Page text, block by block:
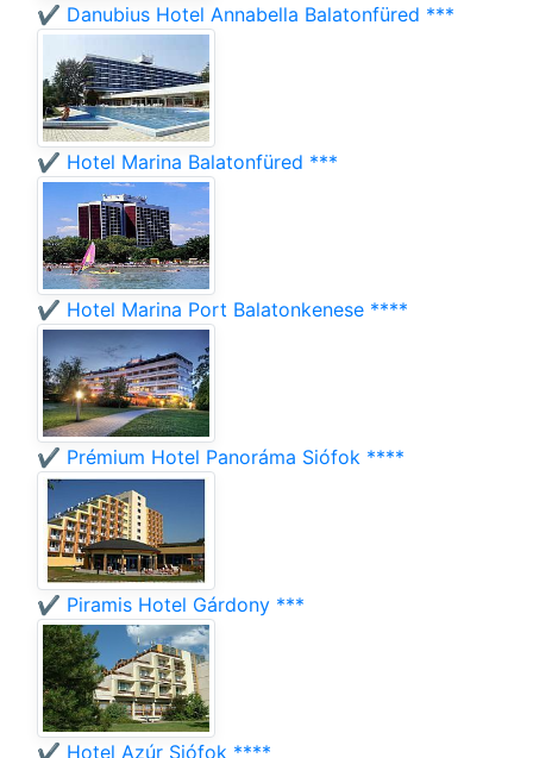
✔️ Danubius Hotel Annabella Balatonfüred ***
✔️ Hotel Marina Balatonfüred ***
✔️ Hotel Marina Port Balatonkenese ****
✔️ Prémium Hotel Panoráma Siófok ****
✔️ Piramis Hotel Gárdony ***
✔️ Hotel Azúr Siófok ****